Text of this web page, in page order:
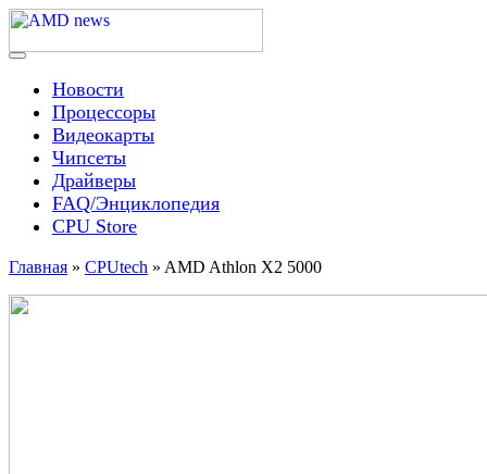
Skip
content
AMD news
Menu
Новости
Процессоры
Видеокарты
Чипсеты
Драйверы
FAQ/Энциклопедия
CPU Store
Главная » CPUtech » AMD Athlon X2 5000